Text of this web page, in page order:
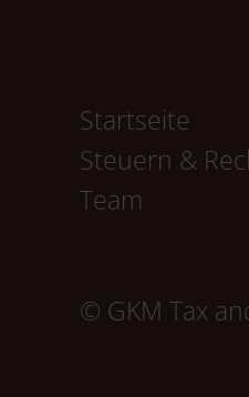
Navigation
überspringen
Startseite
Steuern &
Team
© GKM Tax